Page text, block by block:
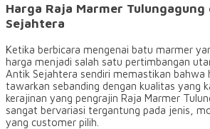
Harga Raja Marmer
Sejahtera
Ketika berbicara mengenai batu marmer
harga menjadi salah satu pertimbangan
Antik Sejahtera sendiri memastikan bahwa
tawarkan sebanding dengan kualitas yang
kerajinan yang pengrajin Raja Marmer
sangat bervariasi tergantung pada jenis,
yang customer pilih.